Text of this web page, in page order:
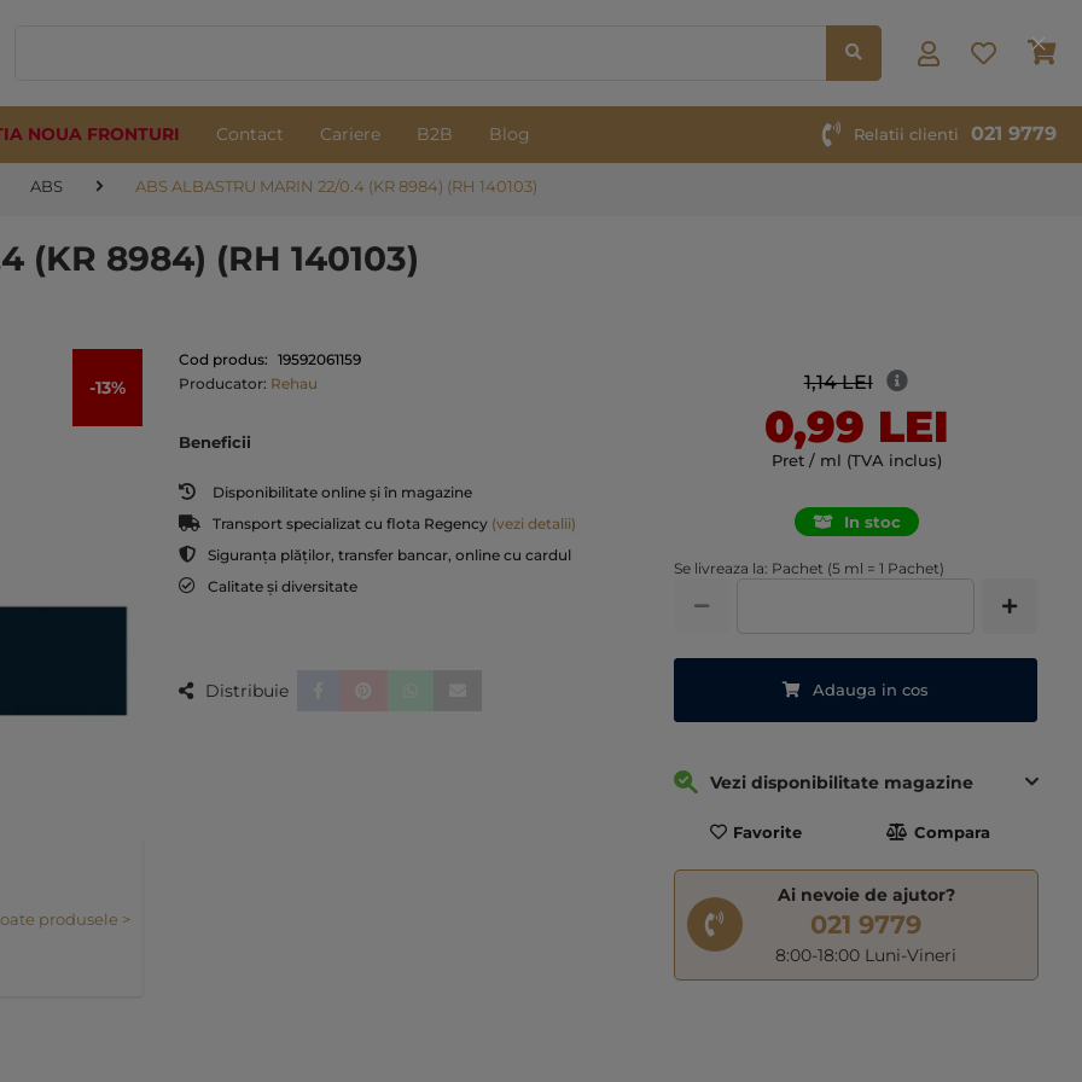
NOUA FRONTURI Contact Cariere B2B Blog Relatii clienti 021 9779
ABS ABS ALBASTRU MARIN 22/0.4 (KR 8984) (RH 140103)
-13%
produsele >
(KR 8984) (RH 140103)
1,14 LEI
0,99 LEI
Pret / ml (TVA inclus)
In stoc
Se livreaza la: Pachet (5 ml = 1 Pachet)
Adauga in cos
Vezi disponibilitate magazine
Favorite Compara
Ai nevoie de ajutor?
021 9779
8:00-18:00 Luni-Vineri
Cod produs: 19592061159
Producator: Rehau
Beneficii
Disponibilitate online și în magazine
Transport specializat cu flota Regency (vezi detalii)
Siguranța plăților, transfer bancar, online cu cardul
Calitate și diversitate
Distribuie